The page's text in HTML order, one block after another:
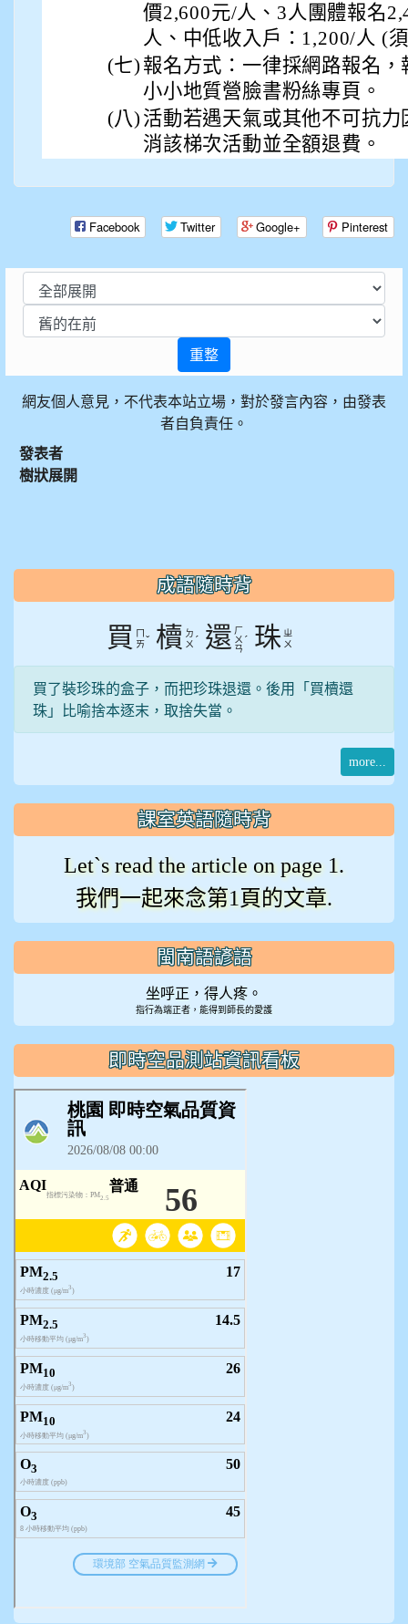
價2,600元/人、3人團體報名
人、中低收入戶：1,200/人 (
(七) 報名方式：一律採網路報名
小小地質營臉書粉絲專頁。
(八) 活動若遇天氣或其他不可抗
消該梯次活動並全額退費。
Facebook Twitter Google+ Pinterest
重整
網友個人意見，不代表本站立場，對於發言內容，由發表
者自負責任。
發表者
樹狀展開
::: 成語隨時背
買
ㄇ
ㄞˇ 櫝 ㄉ
ㄨ ˊ 還 ㄏ
ㄨ
ㄢ
ˊ 珠 ㄓ
ㄨ
買了裝珍珠的盒子，而把珍珠退還。後用「買櫝還
珠」比喻捨本逐末，取捨失當。
more...
課室英語隨時背
Let`s read the article on page 1.
我們一起來念第1頁的文章.
閩南語諺語
坐呼正，得人疼。
指行為端正者，能得到師長的愛護
即時空品測站資訊看板